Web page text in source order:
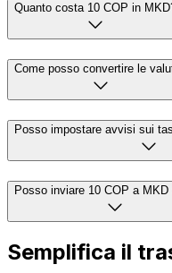
Quanto costa 10 COP in
Come posso convertire le
Posso impostare avvisi sui
Posso inviare 10 COP a MKD
Semplifica il